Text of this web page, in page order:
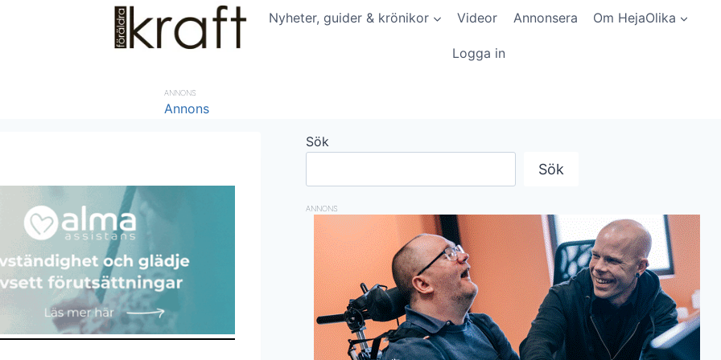
Nyheter, guider & krönikor Videor Annonsera Om HejaOlika
Logga in
ANNONS
Sök
Sök
ANNONS